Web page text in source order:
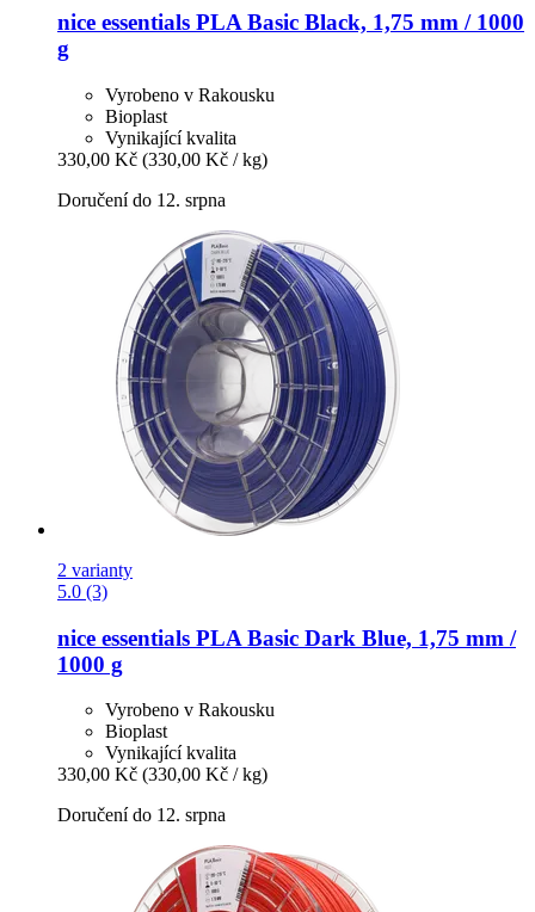
nice essentials PLA Basic Black, 1,75 mm / 1000
g
Vyrobeno v Rakousku
Bioplast
Vynikající kvalita
330,00 Kč (330,00 Kč / kg)
Doručení do 12. srpna
2 varianty
5.0 (3)
nice essentials PLA Basic Dark Blue, 1,75 mm /
1000 g
Vyrobeno v Rakousku
Bioplast
Vynikající kvalita
330,00 Kč (330,00 Kč / kg)
Doručení do 12. srpna